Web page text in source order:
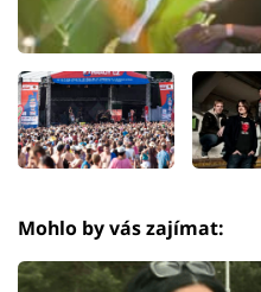
Mohlo by vás zajímat: